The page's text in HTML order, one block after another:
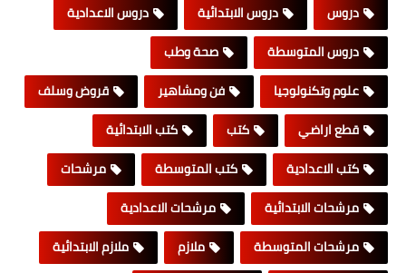
دروس
دروس الابتدائية
دروس الاعدادية
دروس المتوسطة
صحة وطب
علوم وتكنولوجيا
فن ومشاهير
قروض وسلف
قطع اراضي
كتب
كتب الابتدائية
كتب الاعدادية
كتب المتوسطة
مرشحات
مرشحات الابتدائية
مرشحات الاعدادية
مرشحات المتوسطة
ملازم
ملازم الابتدائية